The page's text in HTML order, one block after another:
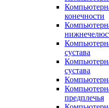
конечности
сустава
сустава
предплечья